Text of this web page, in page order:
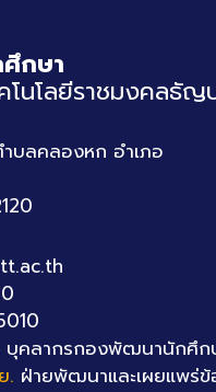
กษา
โนโลยีราชมงคลธัญ
บลคลองหก อำเภอ
บุคลากรกองพัฒนานักศึก
. ฝ่ายพัฒนาและเผยแพร่